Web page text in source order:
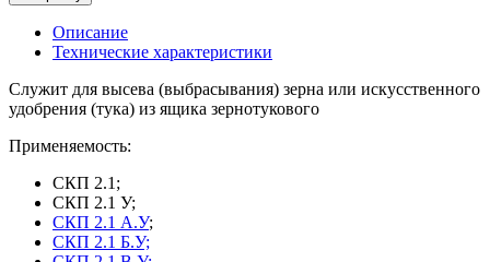
СКП
01.13.200
катушка,шайба,муфта,хвостовик)
Аппарат
Описание
Технические характеристики
Служит для высева (выбрасывания) зерна или искусственного
удобрения (тука) из ящика зернотукового
Применяемость:
СКП 2.1;
СКП 2.1 У;
СКП 2.1 А.У;
СКП 2.1 Б.У;